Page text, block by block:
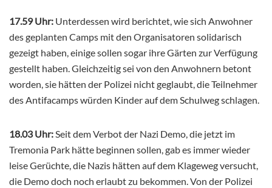
17.59 Uhr: Unterdessen wird berichtet, wie sich Anwohner
des geplanten Camps mit den Organisatoren solidarisch
gezeigt haben, einige sollen sogar ihre Gärten zur Verfügung
gestellt haben. Gleichzeitig sei von den Anwohnern betont
worden, sie hätten der Polizei nicht geglaubt, die Teilnehmer
des Antifacamps würden Kinder auf dem Schulweg schlagen.
18.03 Uhr:Seit dem Verbot der Nazi Demo, die jetzt im
Tremonia Park hätte beginnen sollen, gab es immer wieder
leise Gerüchte, die Nazis hätten auf dem Klageweg versucht,
die Demo doch noch erlaubt zu bekommen. Von der Polizei